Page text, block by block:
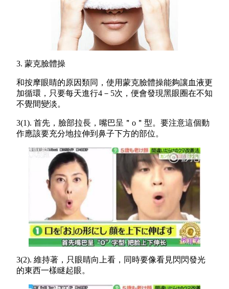
3. 蒙克臉體操
和按摩眼睛的原因類同，使用蒙克臉體操能夠讓血液更
加循環，只要每天進行4－5次，便會發現黑眼圈在不知
不覺間變淡。
3(1). 首先，臉部拉長，嘴巴呈＂o＂型。要注意這個動
作應該要充分地拉伸到鼻子下方的部位。
3(2). 維持著，只眼睛向上看，同時要像看見閃閃發光
的東西一樣瞇起眼。